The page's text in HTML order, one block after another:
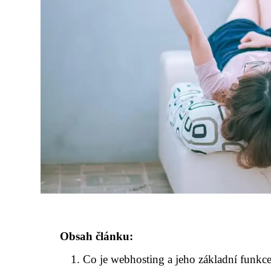
Obsah článku:
Co je webhosting a jeho základní